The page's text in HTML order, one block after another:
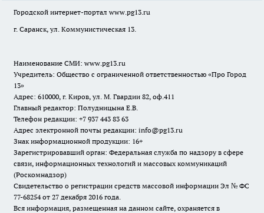
Городской интернет-портал www.pg13.ru
г. Саранск, ул. Коммунистическая 13.
Наименование СМИ: www.pg13.ru
Учредитель: Общество с ограниченной ответственностью «Про Город
13»
Адрес: 610000, г. Киров, ул. М. Гвардии 82, оф.411
Главный редактор: Полудницына Е.В.
Телефон редакции: +7 937 443 83 63
Адрес электронной почты редакции: info@pg13.ru
Знак информационной продукции: 16+
Зарегистрировавший орган: Федеральная служба по надзору в сфере
связи, информационных технологий и массовых коммуникаций
(Роскомнадзор)
Свидетельство о регистрации средств массовой информации Эл № ФС
77-68254 от 27 декабря 2016 года.
Вся информация, размещенная на данном сайте, охраняется в